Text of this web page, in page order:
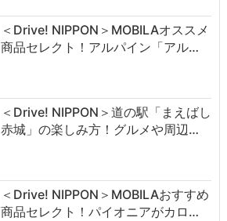
＜Drive! NIPPON＞MOBILAオススメ
商品セレクト！アルパイン「アル…
＜Drive! NIPPON＞道の駅「まえばし
赤城」の楽しみ方！グルメや周辺…
＜Drive! NIPPON＞MOBILAおすすめ
商品セレクト！パイオニアがカロ…